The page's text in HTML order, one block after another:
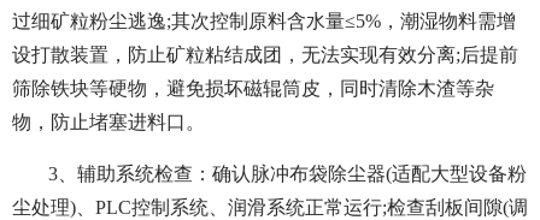
过细矿粒粉尘逃逸;其次控制原料含水量≤5%，潮湿物料需增
设打散装置，防止矿粒粘结成团，无法实现有效分离;后提前
筛除铁块等硬物，避免损坏磁辊筒皮，同时清除木渣等杂
物，防止堵塞进料口。
3、辅助系统检查：确认脉冲布袋除尘器(适配大型设备粉
尘处理)、PLC控制系统、润滑系统正常运行;检查刮板间隙(调